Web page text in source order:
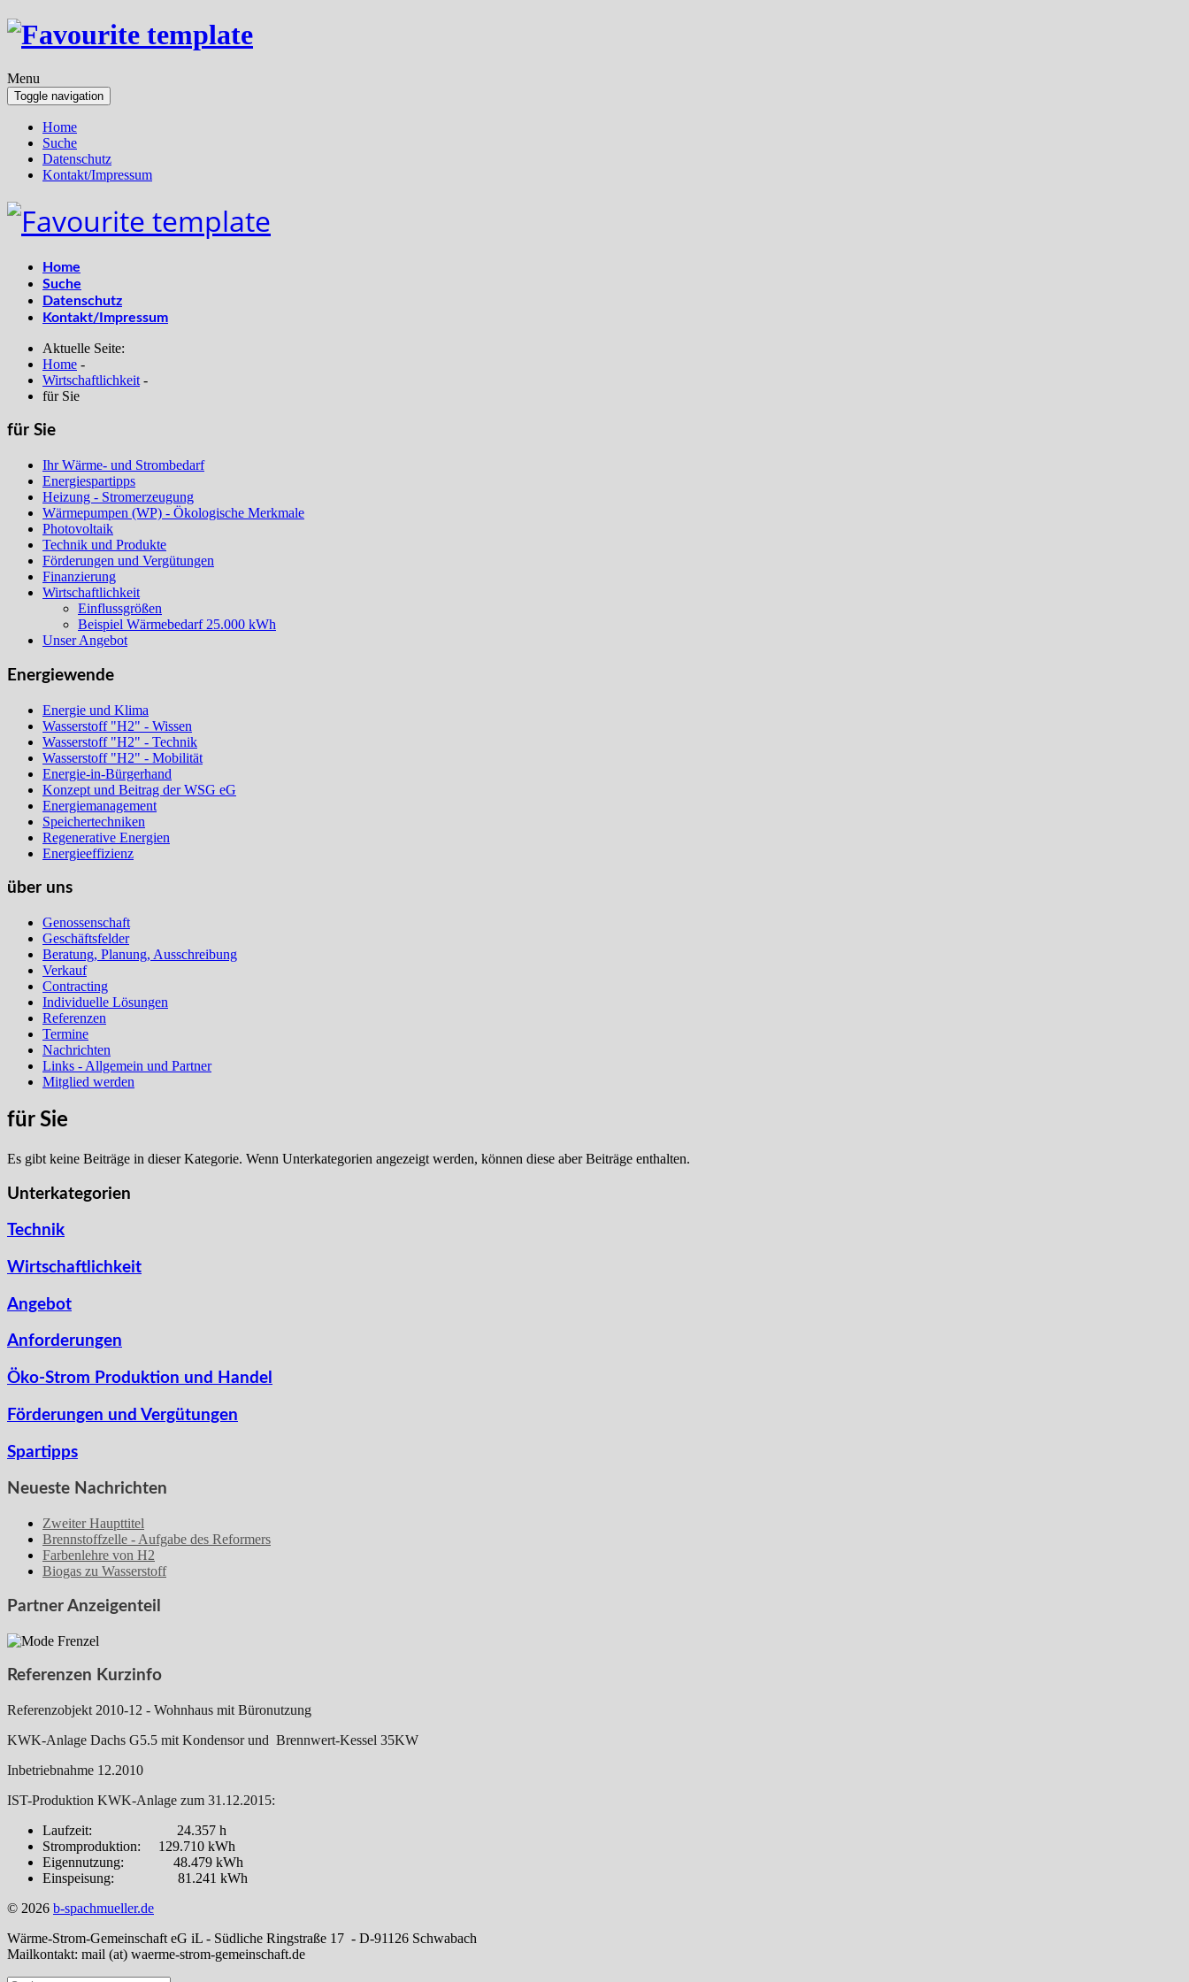
Menu
Toggle navigation
Home
Suche
Datenschutz
Kontakt/Impressum
Home
Suche
Datenschutz
Kontakt/Impressum
Aktuelle Seite:
Home -
Wirtschaftlichkeit -
für Sie
für Sie
Ihr Wärme- und Strombedarf
Energiespartipps
Heizung - Stromerzeugung
Wärmepumpen (WP) - Ökologische Merkmale
Photovoltaik
Technik und Produkte
Förderungen und Vergütungen
Finanzierung
Wirtschaftlichkeit
Einflussgrößen
Beispiel Wärmebedarf 25.000 kWh
Unser Angebot
Energiewende
Energie und Klima
Wasserstoff "H2" - Wissen
Wasserstoff "H2" - Technik
Wasserstoff "H2" - Mobilität
Energie-in-Bürgerhand
Konzept und Beitrag der WSG eG
Energiemanagement
Speichertechniken
Regenerative Energien
Energieeffizienz
über uns
Genossenschaft
Geschäftsfelder
Beratung, Planung, Ausschreibung
Verkauf
Contracting
Individuelle Lösungen
Referenzen
Termine
Nachrichten
Links - Allgemein und Partner
Mitglied werden
für Sie
Es gibt keine Beiträge in dieser Kategorie. Wenn Unterkategorien angezeigt werden, können diese aber Beiträge enthalten.
Unterkategorien
Technik
Wirtschaftlichkeit
Angebot
Anforderungen
Öko-Strom Produktion und Handel
Förderungen und Vergütungen
Spartipps
Neueste Nachrichten
Zweiter Haupttitel
Brennstoffzelle - Aufgabe des Reformers
Farbenlehre von H2
Biogas zu Wasserstoff
Partner Anzeigenteil
Referenzen Kurzinfo
Referenzobjekt 2010-12 - Wohnhaus mit Büronutzung
KWK-Anlage Dachs G5.5 mit Kondensor und Brennwert-Kessel 35KW
Inbetriebnahme 12.2010
IST-Produktion KWK-Anlage zum 31.12.2015:
Laufzeit: 24.357 h
Stromproduktion: 129.710 kWh
Eigennutzung: 48.479 kWh
Einspeisung: 81.241 kWh
© 2026 b-spachmueller.de
Wärme-Strom-Gemeinschaft eG iL - Südliche Ringstraße 17 - D-91126 Schwabach
Mailkontakt: mail (at) waerme-strom-gemeinschaft.de